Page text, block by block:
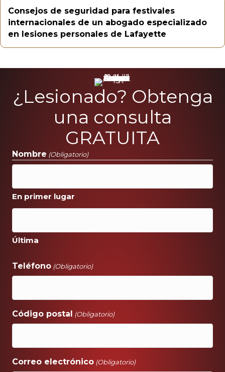
Consejos de seguridad para festivales
internacionales de un abogado especializado
en lesiones personales de Lafayette
¿Lesionado? Obtenga
una consulta
GRATUITA
Nombre (Obligatorio)
En primer lugar
Última
Teléfono (Obligatorio)
Código postal (Obligatorio)
Correo electrónico (Obligatorio)